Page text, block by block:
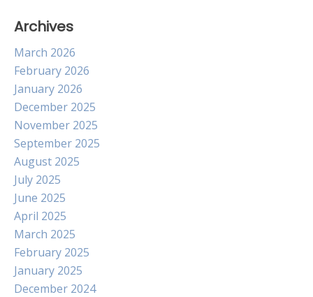
Archives
March 2026
February 2026
January 2026
December 2025
November 2025
September 2025
August 2025
July 2025
June 2025
April 2025
March 2025
February 2025
January 2025
December 2024